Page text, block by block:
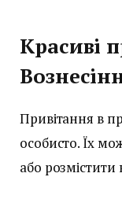
Красиві
Привітання в
особисто. Їх
або